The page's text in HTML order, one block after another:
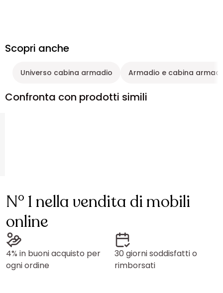
Scopri anche
Universo cabina armadio Armadio e cabina
Confronta con prodotti simili
N° 1 nella vendita di mobili
online
4% in buoni acquisto per
ogni ordine
30 giorni soddisfatti o
rimborsati